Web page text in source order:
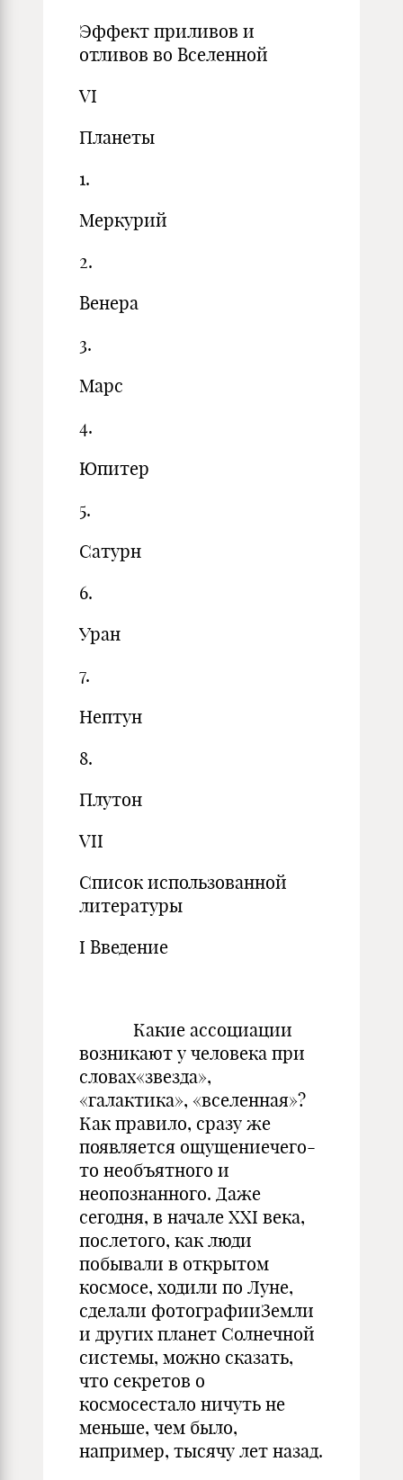
Эффект приливов и
отливов во Вселенной
VI
Планеты
1.
Меркурий
2.
Венера
3.
Марс
4.
Юпитер
5.
Сатурн
6.
Уран
7.
Нептун
8.
Плутон
VII
Список использованной
литературы
I Введение
Какие ассоциации
возникают у человека при
словах«звезда»,
«галактика», «вселенная»?
Как правило, сразу же
появляется ощущениечего-
то необъятного и
неопознанного. Даже
сегодня, в начале XXI века,
послетого, как люди
побывали в открытом
космосе, ходили по Луне,
сделали фотографииЗемли
и других планет Солнечной
системы, можно сказать,
что секретов о
космосестало ничуть не
меньше, чем было,
например, тысячу лет назад.